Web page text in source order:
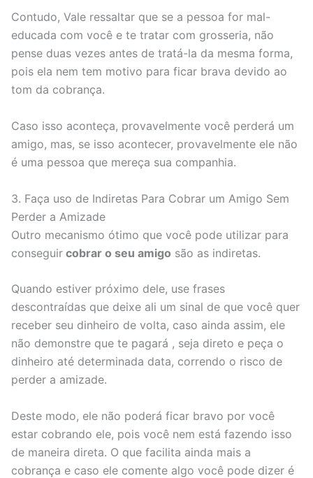
Contudo, Vale ressaltar que se a pessoa for mal-
educada com você e te tratar com grosseria, não
pense duas vezes antes de tratá-la da mesma forma,
pois ela nem tem motivo para ficar brava devido ao
tom da cobrança.
Caso isso aconteça, provavelmente você perderá um
amigo, mas, se isso acontecer, provavelmente ele não
é uma pessoa que mereça sua companhia.
3. Faça uso de Indiretas Para Cobrar um Amigo Sem
Perder a Amizade
Outro mecanismo ótimo que você pode utilizar para
conseguir cobrar o seu amigo são as indiretas.
Quando estiver próximo dele, use frases
descontraídas que deixe ali um sinal de que você quer
receber seu dinheiro de volta, caso ainda assim, ele
não demonstre que te pagará , seja direto e peça o
dinheiro até determinada data, correndo o risco de
perder a amizade.
Deste modo, ele não poderá ficar bravo por você
estar cobrando ele, pois você nem está fazendo isso
de maneira direta. O que facilita ainda mais a
cobrança e caso ele comente algo você pode dizer é